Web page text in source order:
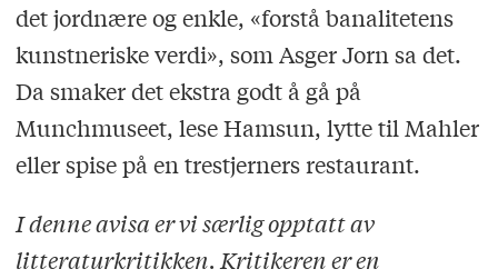
det jordnære og enkle, «forstå banalitetens
kunstneriske verdi», som Asger Jorn sa det.
Da smaker det ekstra godt å gå på
Munchmuseet, lese Hamsun, lytte til Mahler
eller spise på en trestjerners restaurant.
I denne avisa er vi særlig opptatt av
litteraturkritikken. Kritikeren er en